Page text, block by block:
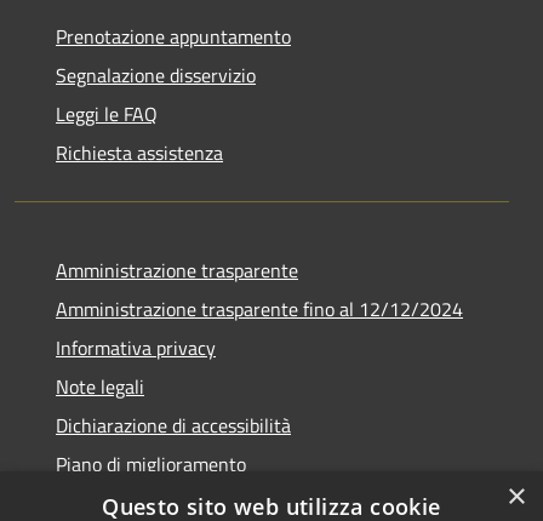
Prenotazione appuntamento
Segnalazione disservizio
Leggi le FAQ
Richiesta assistenza
Amministrazione trasparente
Amministrazione trasparente fino al 12/12/2024
Informativa privacy
Note legali
Dichiarazione di accessibilità
Piano di miglioramento
×
Questo sito web utilizza cookie